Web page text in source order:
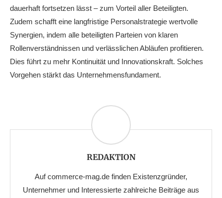
dauerhaft fortsetzen lässt – zum Vorteil aller Beteiligten.
Zudem schafft eine langfristige Personalstrategie wertvolle
Synergien, indem alle beteiligten Parteien von klaren
Rollenverständnissen und verlässlichen Abläufen profitieren.
Dies führt zu mehr Kontinuität und Innovationskraft. Solches
Vorgehen stärkt das Unternehmensfundament.
REDAKTION
Auf commerce-mag.de finden Existenzgründer,
Unternehmer und Interessierte zahlreiche Beiträge aus